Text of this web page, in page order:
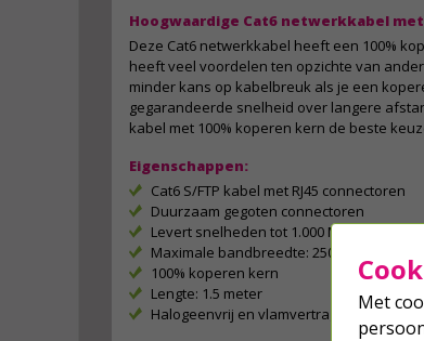
Hoogwaardige Cat6 netwerkkabel
Deze Cat6 netwerkkabel heeft een 100%
heeft veel voordelen ten opzichte van
minder kans op kabelbreuk als je een
gegarandeerde snelheid over langere
kabel met 100% koperen kern de beste
Eigenschappen:
Cat6 S/FTP kabel met RJ45 connectoren
Duurzaam gegoten connectoren
Levert snelheden tot 1.000 Mbps
Maximale bandbreedte: 250 MHz
100% koperen kern
Lengte: 1.5 meter
Halogeenvrij en vlamvertragend (LSZH)
Met